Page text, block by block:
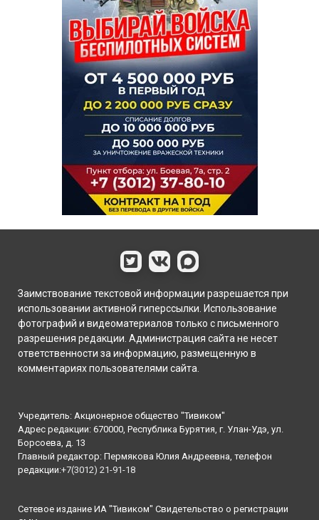
Заимствование текстовой информации разрешается при
использовании активной гиперссылки. Использование
фотографий и видеоматериалов только с письменного
разрешения редакции. Администрация сайта не несет
ответственности за информацию, размещенную в
комментариях пользователями сайта.
Учредитель: Акционерное общество "Тивиком"
Адрес редакции: 670000, Республика Бурятия, г. Улан-Удэ, ул.
Борсоева, д. 13
Главный редактор: Пермякова Юлия Андреевна, телефон
редакции:+7(3012) 21-91-18
Сетевое издание ИА "Тивиком" Свидетельство о регистрации